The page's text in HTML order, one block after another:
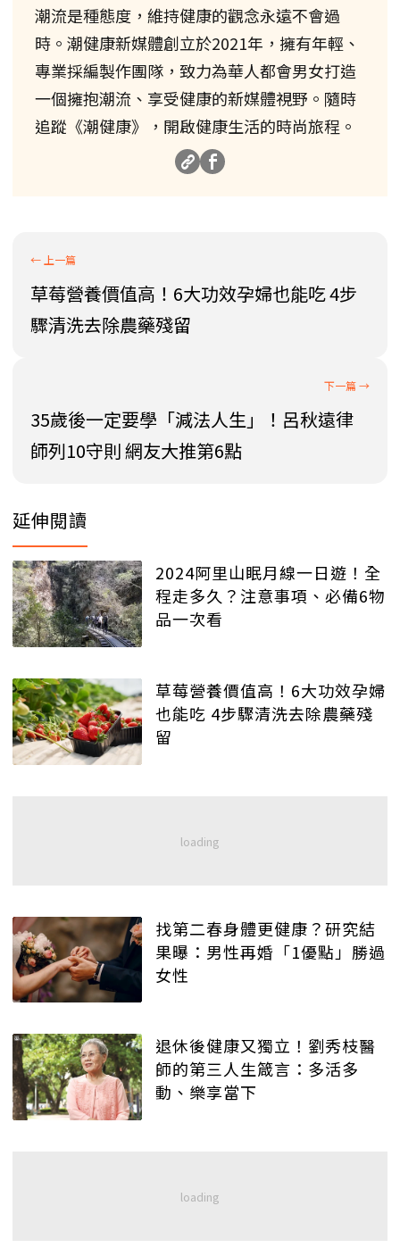
潮流是種態度，維持健康的觀念永遠不會過
時。潮健康新媒體創立於2021年，擁有年輕、
專業採編製作團隊，致力為華人都會男女打造
一個擁抱潮流、享受健康的新媒體視野。隨時
追蹤《潮健康》，開啟健康生活的時尚旅程。
草莓營養價值高！6大功效孕婦也能吃 4步
驟清洗去除農藥殘留
35歲後一定要學「減法人生」！呂秋遠律
師列10守則 網友大推第6點
延伸閱讀
2024阿里山眠月線一日遊！全
程走多久？注意事項、必備6物
品一次看
草莓營養價值高！6大功效孕婦
也能吃 4步驟清洗去除農藥殘
留
找第二春身體更健康？研究結
果曝：男性再婚「1優點」勝過
女性
退休後健康又獨立！劉秀枝醫
師的第三人生箴言：多活多
動、樂享當下